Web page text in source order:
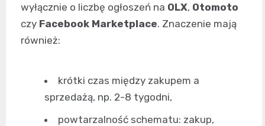
wyłącznie o liczbę ogłoszeń na OLX, Otomoto
czy Facebook Marketplace. Znaczenie mają
również:
krótki czas między zakupem a
sprzedażą, np. 2-8 tygodni,
powtarzalność schematu: zakup,